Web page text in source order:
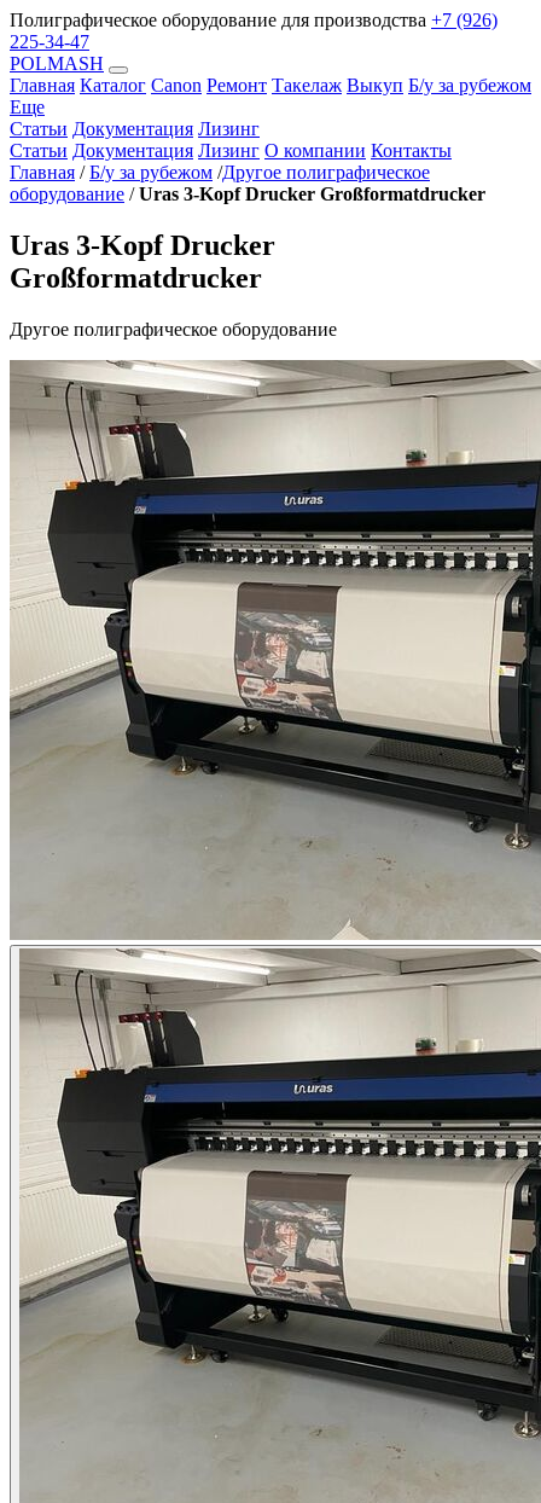
Полиграфическое оборудование для производства +7 (926)
225-34-47
POLMASH
Главная Каталог Canon Ремонт Такелаж Выкуп Б/у за рубежом
Еще
Статьи Документация Лизинг
Статьи Документация Лизинг О компании Контакты
Главная / Б/у за рубежом /Другое полиграфическое
оборудование / Uras 3-Kopf Drucker Großformatdrucker
Uras 3-Kopf Drucker
Großformatdrucker
Другое полиграфическое оборудование